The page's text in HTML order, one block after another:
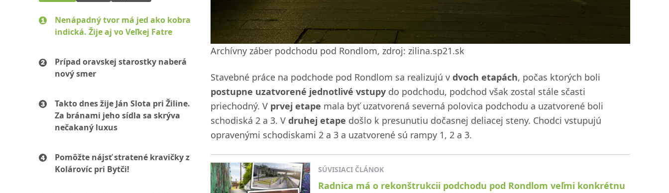
Nenápadný tvor má jed ako kobra
indická. Žije aj vo Veľkej Fatre
Prípad oravskej starostky naberá
nový smer
Takto dnes žije Ján Slota pri Žiline.
Za bránami jeho sídla sa skrýva
nečakaný luxus
Pomôžte nájsť stratené kravičky z
Kolárovíc pri Bytči!
Archívny záber podchodu pod Rondlom, zdroj: zilina.sp21.sk
Stavebné práce na podchode pod Rondlom sa realizujú v dvoch etapách, počas ktorých boli
postupne uzatvorené jednotlivé vstupy do podchodu, podchod však zostal stále sčasti
priechodný. V prvej etape mala byť uzatvorená severná polovica podchodu a uzatvorené boli
schodiská 2 a 3. V druhej etape došlo k presunutiu dočasnej deliacej steny. Chodci vstupujú
opravenými schodiskami 2 a 3 a uzatvorené sú rampy 1, 2 a 3.
SÚVISIACI ČLÁNOK
Radnica má o rekonštrukcii podchodu pod Rondlom veľmi konkrétnu